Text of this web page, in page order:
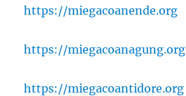
https://miegacoanende.org
https://miegacoanagung.org
https://miegacoantidore.org